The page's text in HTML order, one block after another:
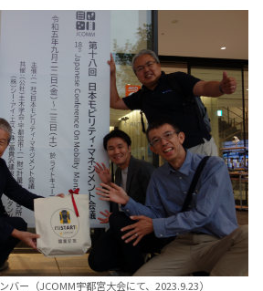
バー（JCOMM宇都宮大会にて、2023.9.23）